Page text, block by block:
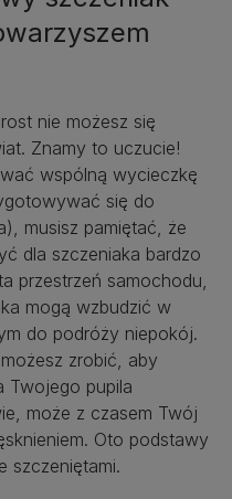
nie możesz się
Znamy to uczucie!
wspólną wycieczkę
się do
musisz pamiętać, że
dla szczeniaka bardzo
przestrzeń samochodu,
mogą wzbudzić w
do podróży niepokój.
zrobić, aby
Twojego pupila
może z czasem Twój
Oto podstawy
szczeniętami.